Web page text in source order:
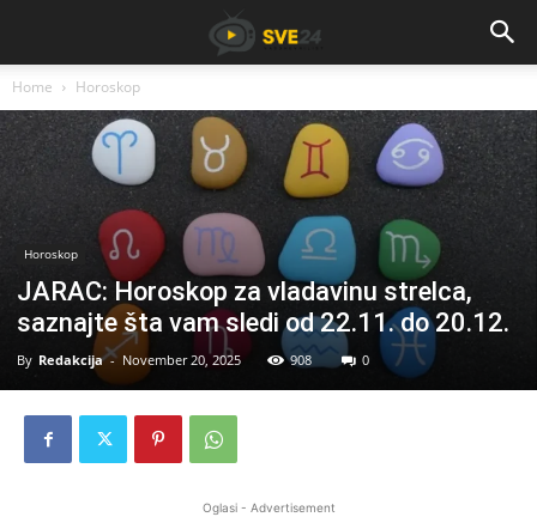
Home Horoskop
Horoskop
JARAC: Horoskop za vladavinu strelca,
saznajte šta vam sledi od 22.11. do 20.12.
By Redakcija - November 20, 2025 908 0
Oglasi - Advertisement